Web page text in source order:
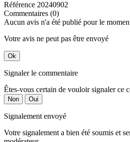
Référence 20240902
Commentaires (0)
Aucun avis n'a été publié pour le
Votre avis ne peut pas être envoyé
Ok
Signaler le commentaire
Êtes-vous certain de vouloir signaler ce
Non Oui
Signalement envoyé
Votre signalement a bien été soumis et